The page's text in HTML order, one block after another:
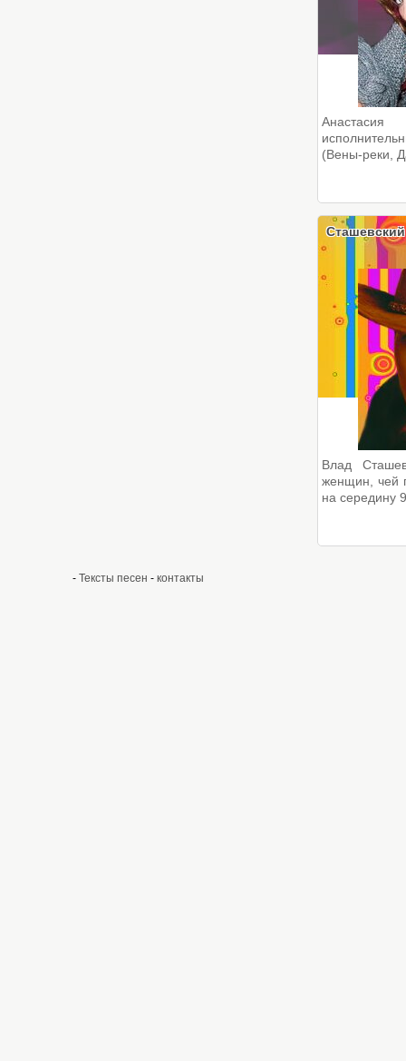
(Вены-реки,
Влад
женщин, чей
на середину
- Тексты песен - контакты